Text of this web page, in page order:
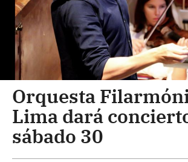
Orquesta
Lima dará
sábado 30